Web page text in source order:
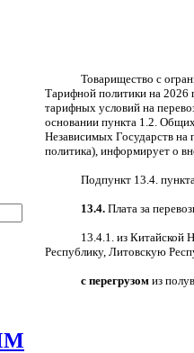
Товарищество с
Тарифной политики на 2026
тарифных условий на
основании пункта 1.2.
Независимых Государств
политика), информирует о
Подпункт 13.4.
13.4. Плата за
13.4.1. из Китайской
Республику, Литовскую
с перегрузом из